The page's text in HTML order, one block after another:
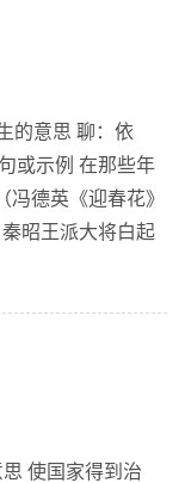
的意思 聊：依
或示例 在那些年
德英《迎春花》
昭王派大将白起
使国家得到治